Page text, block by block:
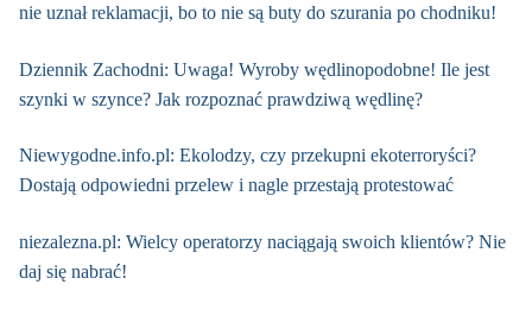
nie uznał reklamacji, bo to nie są buty do szurania po chodniku!
Dziennik Zachodni: Uwaga! Wyroby wędlinopodobne! Ile jest
szynki w szynce? Jak rozpoznać prawdziwą wędlinę?
Niewygodne.info.pl: Ekolodzy, czy przekupni ekoterroryści?
Dostają odpowiedni przelew i nagle przestają protestować
niezalezna.pl: Wielcy operatorzy naciągają swoich klientów? Nie
daj się nabrać!